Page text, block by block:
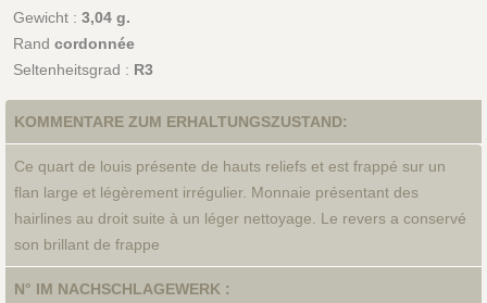
Gewicht : 3,04 g.
Rand cordonnée
Seltenheitsgrad : R3
KOMMENTARE ZUM ERHALTUNGSZUSTAND:
Ce quart de louis présente de hauts reliefs et est frappé sur un
flan large et légèrement irrégulier. Monnaie présentant des
hairlines au droit suite à un léger nettoyage. Le revers a conservé
son brillant de frappe
N° IM NACHSCHLAGEWERK :